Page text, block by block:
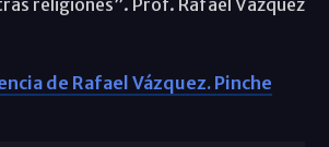
de Rafael Vázquez. Pinche